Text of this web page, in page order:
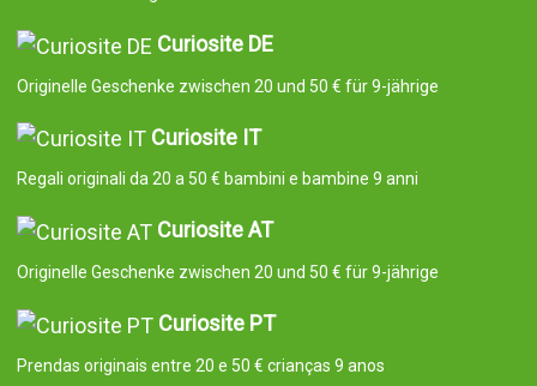
Curiosite DE
Originelle Geschenke zwischen 20 und 50 € für 9-jährige
Curiosite IT
Regali originali da 20 a 50 € bambini e bambine 9 anni
Curiosite AT
Originelle Geschenke zwischen 20 und 50 € für 9-jährige
Curiosite PT
Prendas originais entre 20 e 50 € crianças 9 anos